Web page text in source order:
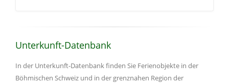
Unterkunft-Datenbank
In der Unterkunft-Datenbank finden Sie Ferienobjekte in der
Böhmischen Schweiz und in der grenznahen Region der